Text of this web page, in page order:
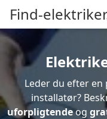
Find-
Leder du efter
installatør?
uforpligtendeog